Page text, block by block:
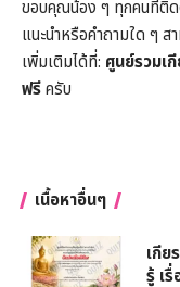
ขอบคุณน้อง ๆ ทุกคนที่ติ
แนะนำหรือคำถามใด ๆ
เพิ่มเติมได้ที่: ศูนย์รวมเ
ฟรีครับ
เนื้อหาอื่นๆ
เกีย
รู้ เ